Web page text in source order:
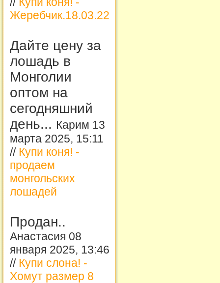
Жеребчик.18.03.22
Дайте цену за
лошадь в
Монголии
оптом на
сегодняшний
день... Карим 13
марта 2025, 15:11
// Купи коня! -
продаем
монгольских
лошадей
Продан..
Анастасия 08
января 2025, 13:46
// Купи слона! -
Хомут размер 8